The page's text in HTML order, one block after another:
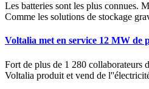
Les batteries sont les plus connues.
Comme les solutions de stockage
Voltalia met en service 12 MW de
Fort de plus de 1 280 collaborateurs
Voltalia produit et vend de